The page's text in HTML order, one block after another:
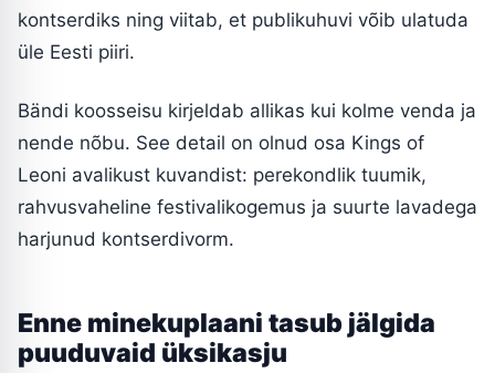
kontserdiks ning viitab, et publikuhuvi võib ulatuda
üle Eesti piiri.
Bändi koosseisu kirjeldab allikas kui kolme venda ja
nende nõbu. See detail on olnud osa Kings of
Leoni avalikust kuvandist: perekondlik tuumik,
rahvusvaheline festivalikogemus ja suurte lavadega
harjunud kontserdivorm.
Enne minekuplaani tasub jälgida
puuduvaid üksikasju